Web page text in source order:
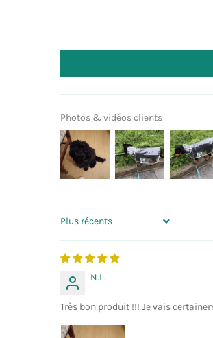
Photos & vidéos clients
SORT BY
N.L.
Très bon produit !!! Je vais